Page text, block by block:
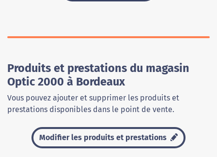
Produits et prestations du magasin
Optic 2000 à Bordeaux
Vous pouvez ajouter et supprimer les produits et
prestations disponibles dans le point de vente.
Modifier les produits et prestations